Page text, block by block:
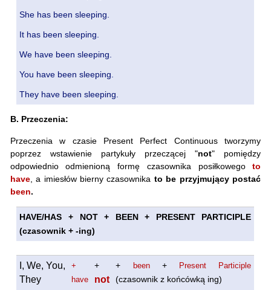
She has been sleeping.
It has been sleeping.
We have been sleeping.
You have been sleeping.
They have been sleeping.
B. Przeczenia:
Przeczenia w czasie Present Perfect Continuous tworzymy
poprzez wstawienie partykuły przeczącej "not" pomiędzy
odpowiednio odmienioną formę czasownika posiłkowegoto
have, a imiesłów bierny czasownika to be przyjmujący postać
been.
HAVE/HAS + NOT + BEEN + PRESENT PARTICIPLE
(czasownik + -ing)
I, We, You,
They
+
have
+
not
+ been+ Present Participle
(czasownik z końcówką ing)